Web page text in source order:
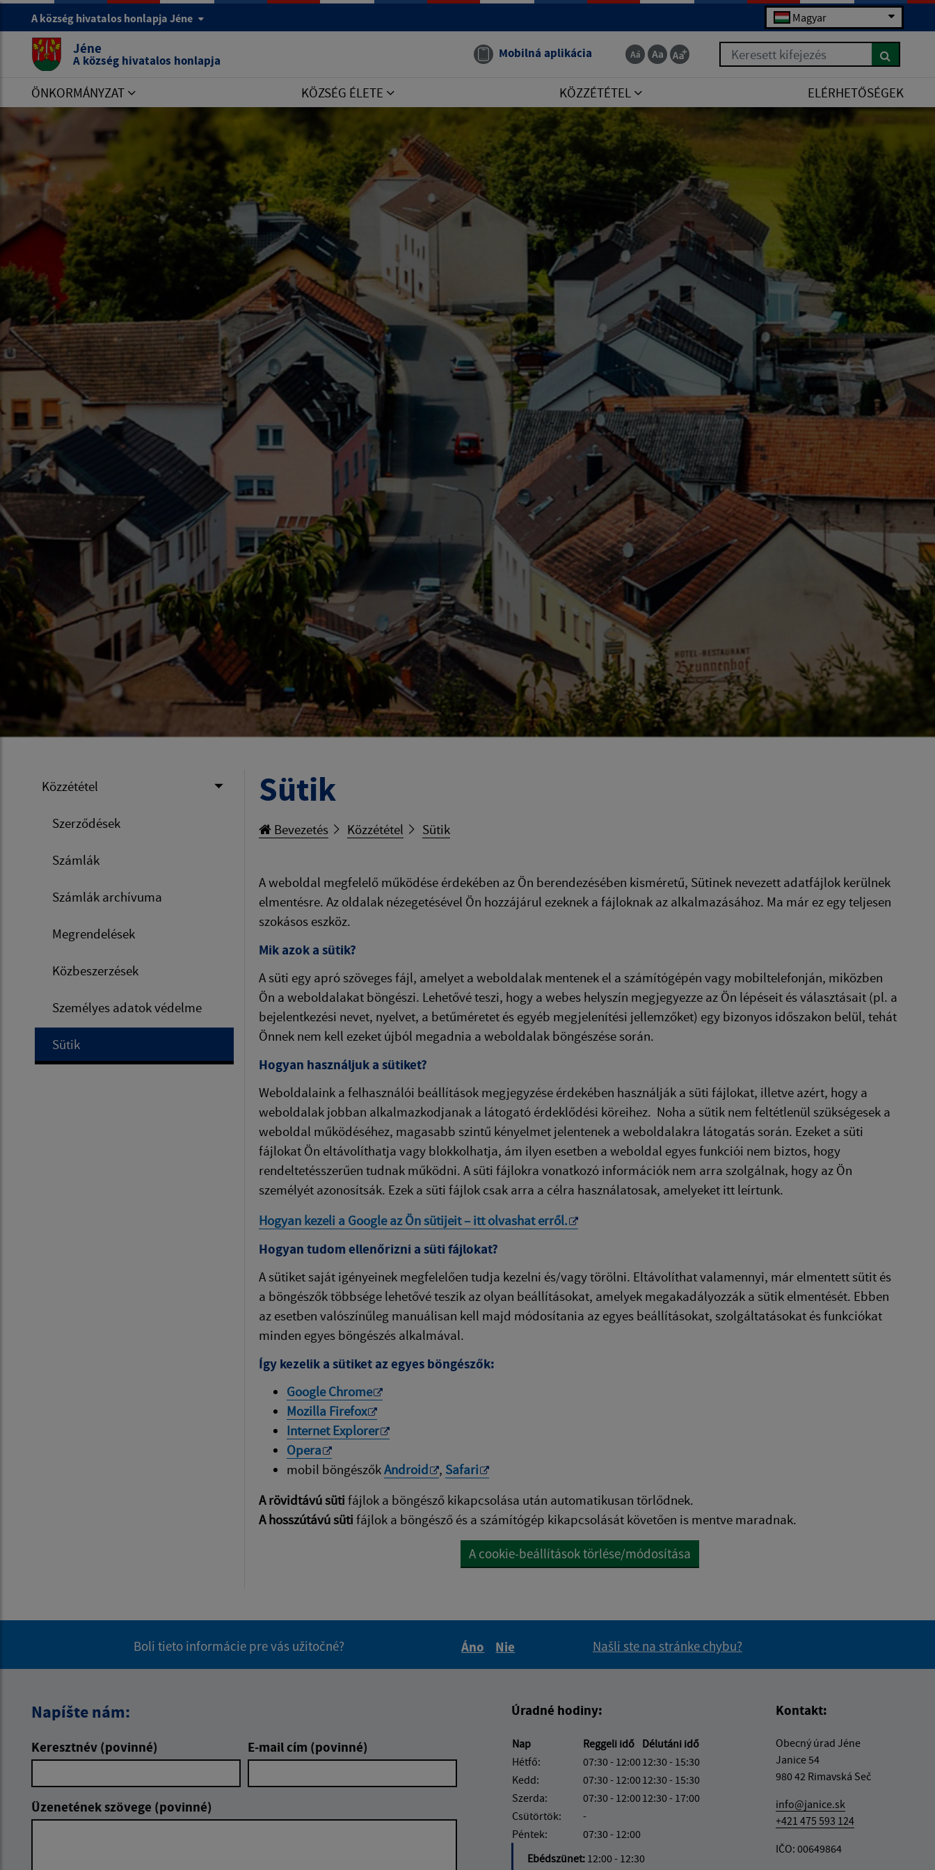
A község hivatalos honlapja Jéne Magyar
Jéne
A község hivatalos honlapja Mobilná aplikácia Keresett kifejezés
ÖNKORMÁNYZAT KÖZSÉG ÉLETE KÖZZÉTÉTEL ELÉRHETŐSÉGEK
Közzététel
Szerződések
Számlák
Számlák archívuma
Megrendelések
Közbeszerzések
Személyes adatok védelme
Sütik
Sütik
Bevezetés Közzététel Sütik
A weboldal megfelelő működése érdekében az Ön berendezésében kisméretű, Sütinek nevezett adatfájlok kerülnek
elmentésre. Az oldalak nézegetésével Ön hozzájárul ezeknek a fájloknak az alkalmazásához. Ma már ez egy teljesen
szokásos eszköz.
Mik azok a sütik?
A süti egy apró szöveges fájl, amelyet a weboldalak mentenek el a számítógépén vagy mobiltelefonján, miközben
Ön a weboldalakat böngészi. Lehetővé teszi, hogy a webes helyszín megjegyezze az Ön lépéseit és választásait (pl. a
bejelentkezési nevet, nyelvet, a betűméretet és egyéb megjelenítési jellemzőket) egy bizonyos időszakon belül, tehát
Önnek nem kell ezeket újból megadnia a weboldalak böngészése során.
Hogyan használjuk a sütiket?
Weboldalaink a felhasználói beállítások megjegyzése érdekében használják a süti fájlokat, illetve azért, hogy a
weboldalak jobban alkalmazkodjanak a látogató érdeklődési köreihez. Noha a sütik nem feltétlenül szükségesek a
weboldal működéséhez, magasabb szintű kényelmet jelentenek a weboldalakra látogatás során. Ezeket a süti
fájlokat Ön eltávolíthatja vagy blokkolhatja, ám ilyen esetben a weboldal egyes funkciói nem biztos, hogy
rendeltetésszerűen tudnak működni. A süti fájlokra vonatkozó információk nem arra szolgálnak, hogy az Ön
személyét azonosítsák. Ezek a süti fájlok csak arra a célra használatosak, amelyeket itt leírtunk.
Hogyan kezeli a Google az Ön sütijeit – itt olvashat erről.
Hogyan tudom ellenőrizni a süti fájlokat?
A sütiket saját igényeinek megfelelően tudja kezelni és/vagy törölni. Eltávolíthat valamennyi, már elmentett sütit és
a böngészők többsége lehetővé teszik az olyan beállításokat, amelyek megakadályozzák a sütik elmentését. Ebben
az esetben valószínűleg manuálisan kell majd módosítania az egyes beállításokat, szolgáltatásokat és funkciókat
minden egyes böngészés alkalmával.
Így kezelik a sütiket az egyes böngészők:
Google Chrome
Mozilla Firefox
Internet Explorer
Opera
mobil böngészőkAndroid , Safari
A rövidtávú süti fájlok a böngésző kikapcsolása után automatikusan törlődnek.
A hosszútávú süti fájlok a böngésző és a számítógép kikapcsolását követően is mentve maradnak.
A cookie-beállítások törlése/módosítása
Boli tieto informácie pre vás užitočné?
Áno
Nie
Našli ste na stránke chybu?
Napíšte nám:
Keresztnév (povinné) E-mail cím (povinné)
Üzenetének szövege (povinné)
Úradné hodiny:
Nap Reggeli idő Délutáni idő
Hétfő:
07:30 - 12:0012:30 - 15:30
Kedd:
07:30 - 12:0012:30 - 15:30
Szerda:
07:30 - 12:0012:30 - 17:00
Csütörtök:
-
Péntek:
07:30 - 12:00
Ebédszünet: 12:00 - 12:30
Kontakt:
Obecný úrad Jéne
Janice 54
980 42 Rimavská Seč
info@janice.sk
+421 475 593 124
IČO: 00649864